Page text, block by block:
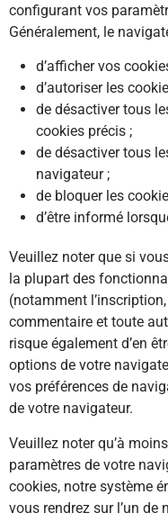
configurant vos
Généralement, le
d’afficher vos
d’autoriser les
de désactiver tous
cookies précis ;
de désactiver tous
navigateur ;
de bloquer les
d’être informé
Veuillez noter que si
la plupart des
(notamment
commentaire et toute
risque également d’en
options de votre
vos préférences de
de votre navigateur.
Veuillez noter qu’à
paramètres de votre
cookies, notre système
vous rendrez sur l’un de